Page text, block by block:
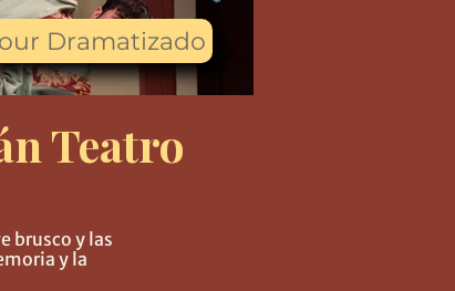
Dramatizado
Teatro
brusco y las
y la